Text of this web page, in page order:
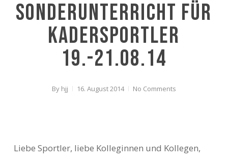
Sonderunterricht für
Kadersportler
19.-21.08.14
By hjj 16. August 2014 No Comments
Liebe Sportler, liebe Kolleginnen und Kollegen,